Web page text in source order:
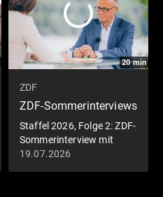
20min
ZDF
ZDF-Sommerinterviews
Staffel 2026, Folge 2: ZDF-
Sommerinterview mit
Friedrich Merz
19.07.2026